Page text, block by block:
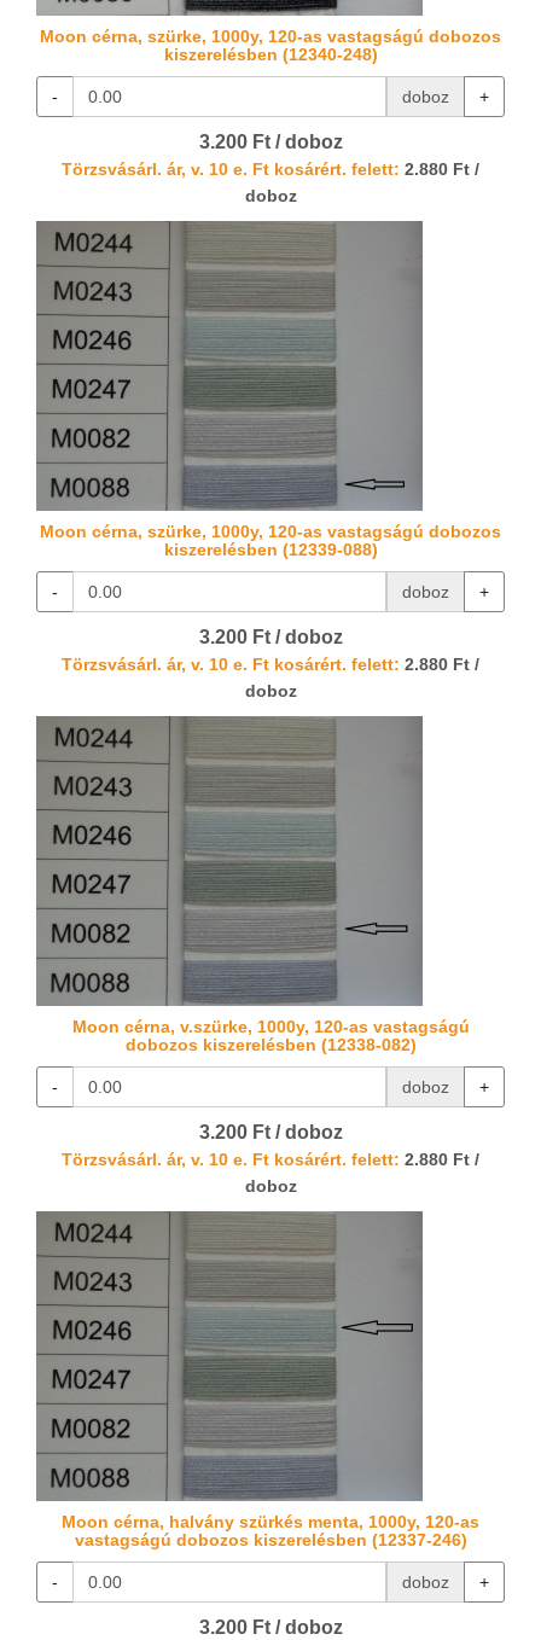
Moon cérna, szürke, 1000y, 120-as vastagságú dobozos
kiszerelésben (12340-248)
- doboz +
3.200 Ft / doboz
Törzsvásárl. ár, v. 10 e. Ft kosárért. felett: 2.880 Ft /
doboz
Moon cérna, szürke, 1000y, 120-as vastagságú dobozos
kiszerelésben (12339-088)
- doboz +
3.200 Ft / doboz
Törzsvásárl. ár, v. 10 e. Ft kosárért. felett: 2.880 Ft /
doboz
Moon cérna, v.szürke, 1000y, 120-as vastagságú
dobozos kiszerelésben (12338-082)
- doboz +
3.200 Ft / doboz
Törzsvásárl. ár, v. 10 e. Ft kosárért. felett: 2.880 Ft /
doboz
Moon cérna, halvány szürkés menta, 1000y, 120-as
vastagságú dobozos kiszerelésben (12337-246)
- doboz +
3.200 Ft / doboz